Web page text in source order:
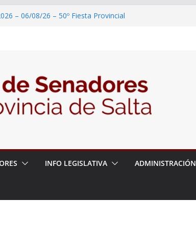
– 06/08/26 – 50º Fiesta Provincial
del Dr. Víctor Alfredo Frías
– 06/08/26 – 82° Edición de la Expo
– 06/08/26 – “Historia y memoria
del pueblo Kolla en el municipio de
INFO LEGISLATIVA ADMINISTRACIÓN